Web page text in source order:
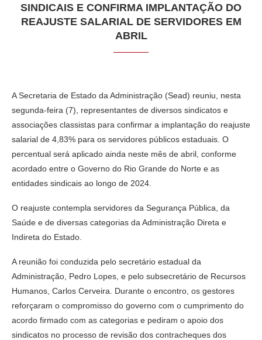
SINDICAIS E CONFIRMA IMPLANTAÇÃO DO
REAJUSTE SALARIAL DE SERVIDORES EM
ABRIL
A Secretaria de Estado da Administração (Sead) reuniu, nesta
segunda-feira (7), representantes de diversos sindicatos e
associações classistas para confirmar a implantação do reajuste
salarial de 4,83% para os servidores públicos estaduais. O
percentual será aplicado ainda neste mês de abril, conforme
acordado entre o Governo do Rio Grande do Norte e as
entidades sindicais ao longo de 2024.
O reajuste contempla servidores da Segurança Pública, da
Saúde e de diversas categorias da Administração Direta e
Indireta do Estado.
A reunião foi conduzida pelo secretário estadual da
Administração, Pedro Lopes, e pelo subsecretário de Recursos
Humanos, Carlos Cerveira. Durante o encontro, os gestores
reforçaram o compromisso do governo com o cumprimento do
acordo firmado com as categorias e pediram o apoio dos
sindicatos no processo de revisão dos contracheques dos